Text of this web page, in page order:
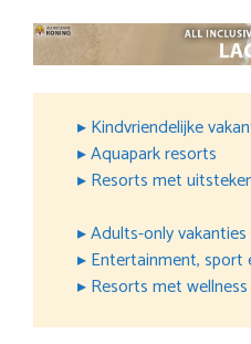
▸ Kindvriendelijke
▸ Aquapark resorts
▸ Resorts met
▸ Adults-only vakanties
▸ Entertainment, sport
▸ Resorts met wellness